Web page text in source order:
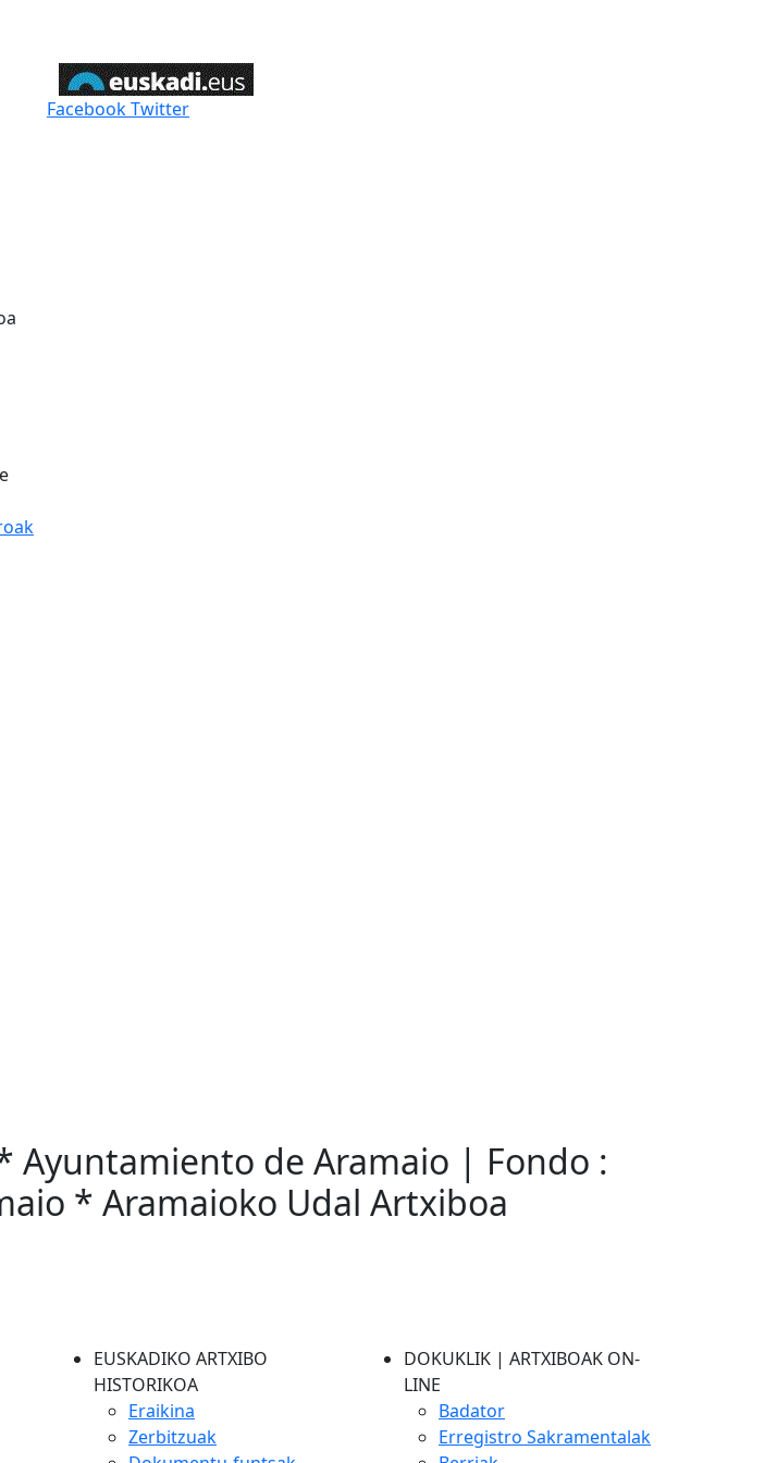
FacebookTwitter
Ayuntamiento de Aramaio | Fondo :
* Aramaioko Udal Artxiboa
EUSKADIKO ARTXIBO
HISTORIKOA
Eraikina
Zerbitzuak
DOKUKLIK | ARTXIBOAK ON-
LINE
Badator
Erregistro Sakramentalak